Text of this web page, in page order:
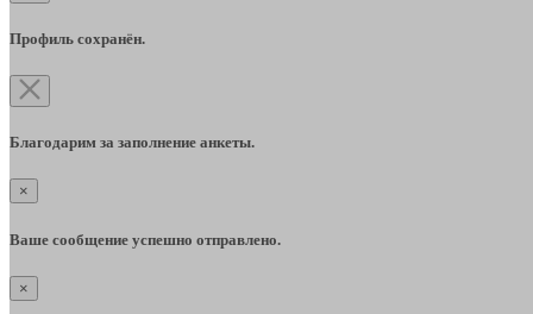
Профиль сохранён.
Благодарим за заполнение анкеты.
×
Ваше сообщение успешно отправлено.
×